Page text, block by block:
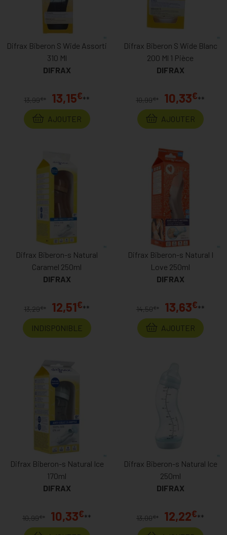
Difrax Biberon S Wide Assorti
310 Ml
DIFRAX
13,99€* 13,15€**
AJOUTER
Difrax Biberon S Wide Blanc
200 Ml 1 Pièce
DIFRAX
10,99€* 10,33€**
AJOUTER
Difrax Biberon-s Natural
Caramel 250ml
DIFRAX
13,29€* 12,51€**
INDISPONIBLE
Difrax Biberon-s Natural I
Love 250ml
DIFRAX
14,50€ * 13,63€**
AJOUTER
Difrax Biberon-s Natural Ice
170ml
DIFRAX
10,99€* 10,33€**
Difrax Biberon-s Natural Ice
250ml
DIFRAX
13,00€* 12,22€**